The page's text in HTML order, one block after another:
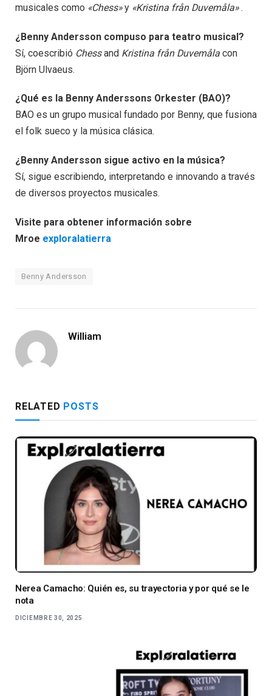
musicales como «Chess»y «Kristina från Duvemåla».
¿Benny Andersson compuso para teatro musical?
Sí, coescribió Chessand Kristina från Duvemåla con
Björn Ulvaeus.
¿Qué es la Benny Anderssons Orkester (BAO)?
BAO es un grupo musical fundado por Benny, que fusiona
el folk sueco y la música clásica.
¿Benny Andersson sigue activo en la música?
Sí, sigue escribiendo, interpretando e innovando a través
de diversos proyectos musicales.
Visite para obtener información sobre
Mroe exploralatierra
Benny Andersson
William
RELATED POSTS
Nerea Camacho: Quién es, su trayectoria y por qué se le
nota
DICIEMBRE 30, 2025